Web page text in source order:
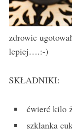
zdrowie
lepiej….:-)
SKŁADNIKI:
ćwierć kilo
szklanka